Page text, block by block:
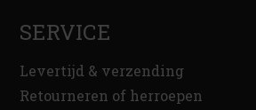
SERVICE
Levertijd & verzending
Retourneren of herroepen